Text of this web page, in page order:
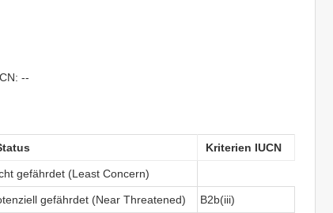
--
Kriterien IUCN
gefährdet (Least Concern)
gefährdet (Near Threatened) B2b(iii)